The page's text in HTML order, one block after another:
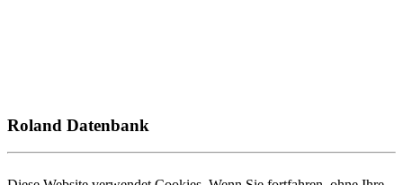
Roland Datenbank